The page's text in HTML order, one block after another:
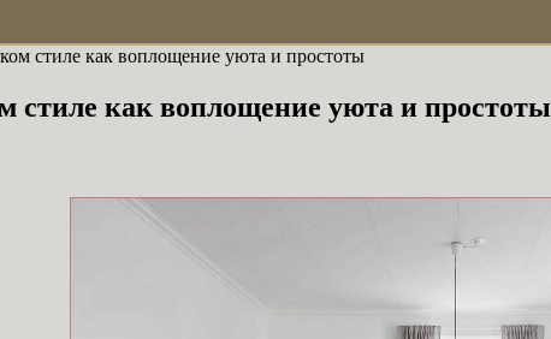
стиле как воплощение уюта и простоты
стиле как воплощение уюта и простоты